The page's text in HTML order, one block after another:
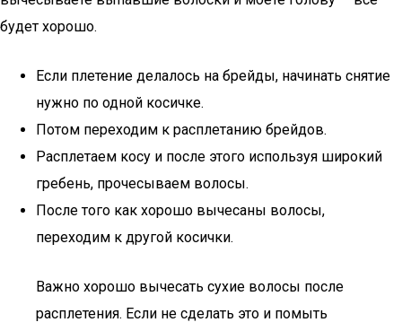
будет хорошо.
Если плетение делалось на брейды, начинать снятие
нужно по одной косичке.
Потом переходим к расплетанию брейдов.
Расплетаем косу и после этого используя широкий
гребень, прочесываем волосы.
После того как хорошо вычесаны волосы,
переходим к другой косички.
Важно хорошо вычесать сухие волосы после
расплетения. Если не сделать это и помыть